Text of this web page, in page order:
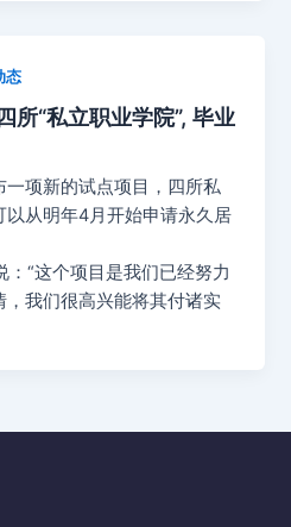
态
所“私立职业学院”, 毕业
项新的试点项目，四所私
以从明年4月开始申请永久居
“这个项目是我们已经努力
我们很高兴能将其付诸实